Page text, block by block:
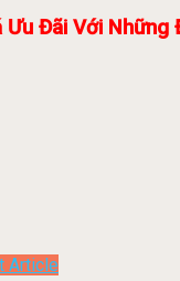
Ưu Đãi Với Những
Article